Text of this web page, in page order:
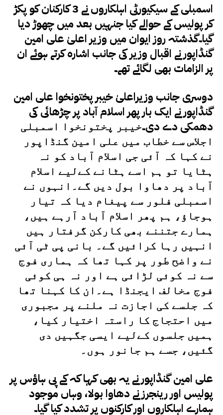
اسمبلی کے سیکیورٹی اہلکاروں نے 3 کارکنان کو پکڑ
کر پولیس کے حوالے کیا جنہیں بعد میں چھوڑ دیا
گیا۔گذشتہ روز ایوان میں وزیر اعلیٰ علی امین
گنڈاپور نے اقبال وزیر کی جانب اشارہ کرتے ہوئے ان
پر الزامات بھی لگائے تھے۔
دوسری جانب وزیراعلیٰ خیبر پختونخوا علی امین
گنڈاپور نے ایک بار پھر اسلام آباد پر چڑھائی کی
دھمکی دے دی۔خیبر پختونخوا اسمبلی
اجلاس سے خطاب میں علی امین گنڈاپور
نے کہا کہ آئی جی اسلام آباد کو نہ
ہٹایا تو ہم اسے ہٹانے کےلیے اسلام
آباد پر دھاوا بول دیں گے۔ انہوں نے
اسمبلی فلور سے پیغام دیا کہ تیار
ہوجاؤ، ہم پھر اسلام آباد آرہے ہیں،
ہمارے جتننے بھی کارکن گرفتار ہیں
انہیں رہا کرائیں گے۔ بانی پی ٹی آئی
نے واضح طور پر کہا تھا کہ ہماری فوج
سے نہ کوئی لڑائی ہے اور نہ ہی کوئی
فوج مخالف ایجنڈا ہے۔ ان کا کہنا تھا
کہ جلسے کی اجازت نہ ملنے پر مجبوری
میں احتجاج کا راستہ اختیار کیا،
ہمیں جلسوں کےلیے ایسی جگہیں دی
گئیں، جسے ہم جانور ہوں۔
علی امین گنڈاپور نے یہ بھی کہا کہ کے پی ہاؤس پر
پولیس اور رینجرز نے دھاوا بولا، وہاں موجود
ہمارے اہلکاروں اور کارکنوں پر تشدد کیا گیا۔